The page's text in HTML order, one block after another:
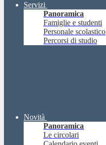
Servizi
Panoramica
Famiglie e studenti
Personale scolastico
Percorsi di studio
Novità
Panoramica
Le circolari